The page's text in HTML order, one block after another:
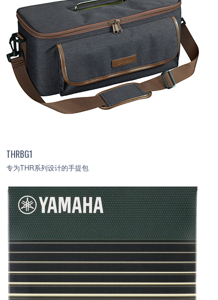
THRBG1
专为THR系列设计的手提包